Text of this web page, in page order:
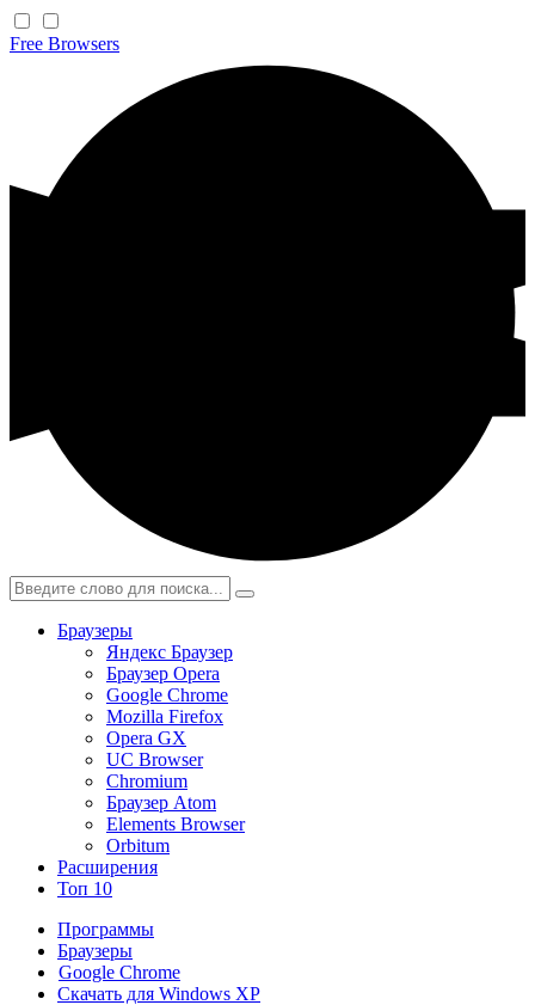
Free Browsers
Браузеры
Яндекс Браузер
Браузер Opera
Google Chrome
Mozilla Firefox
Opera GX
UC Browser
Chromium
Браузер Atom
Elements Browser
Orbitum
Расширения
Топ 10
Программы
Браузеры
Google Chrome
Скачать для Windows XP